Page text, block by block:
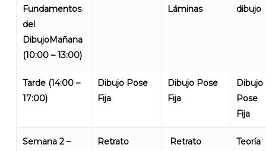
Fundamentos
del
DibujoMañana
(10:00 – 13:00)
Láminas
dibujo
Tarde (14:00 –
17:00)
Dibujo Pose
Fija
Dibujo Pose
Fija
Dibujo
Pose
Fija
Semana 2 –
Retrato
Retrato
Teoría